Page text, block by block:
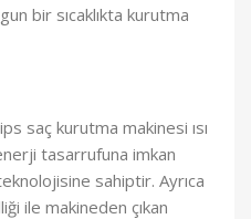
bir sıcaklıkta kurutma
saç kurutma makinesi ısı
tasarrufuna imkan
sahiptir. Ayrıca
ile makineden çıkan